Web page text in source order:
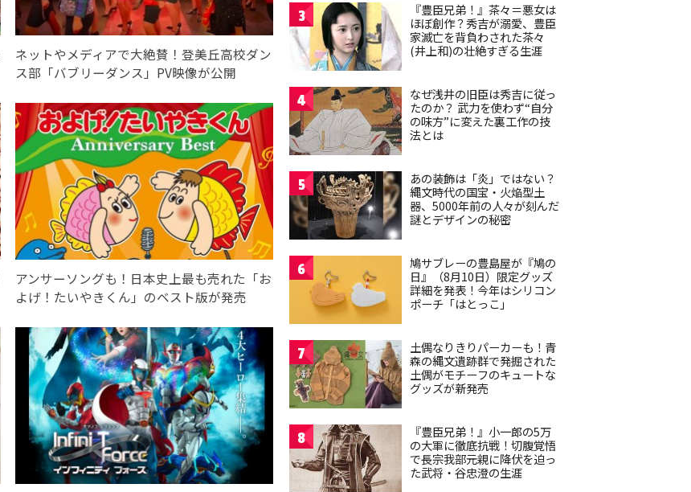
ネットやメディアで大絶賛！登美丘高校ダン
ス部「バブリーダンス」PV映像が公開
アンサーソングも！日本史上最も売れた「お
よげ！たいやきくん」のベスト版が発売
3
『豊臣兄弟！』茶々＝悪女は
ほぼ創作？秀吉が溺愛、豊臣
家滅亡を背負わされた茶々
(井上和)の壮絶すぎる生涯
4
なぜ浅井の旧臣は秀吉に従っ
たのか？ 武力を使わず“自分
の味方”に変えた裏工作の技
法とは
5
あの装飾は「炎」ではない？
縄文時代の国宝・火焔型土
器、5000年前の人々が刻んだ
謎とデザインの秘密
6
鳩サブレーの豊島屋が『鳩の
日』（8月10日）限定グッズ
詳細を発表！今年はシリコン
ポーチ「はとっこ」
7
土偶なりきりパーカーも！青
森の縄文遺跡群で発掘された
土偶がモチーフのキュートな
グッズが新発売
8
『豊臣兄弟！』小一郎の5万
の大軍に徹底抗戦！切腹覚悟
で長宗我部元親に降伏を迫っ
た武将・谷忠澄の生涯